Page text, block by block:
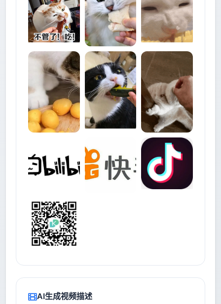
AI生成视频描述